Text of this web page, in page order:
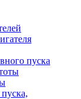
пуска